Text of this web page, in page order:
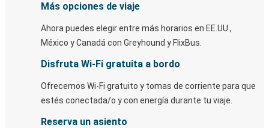
Más opciones de viaje
Ahora puedes elegir entre más horarios en EE.UU.,
México y Canadá con Greyhound y FlixBus.
Disfruta Wi-Fi gratuita a bordo
Ofrecemos Wi-Fi gratuito y tomas de corriente para que
estés conectada/o y con energía durante tu viaje.
Reserva un asiento